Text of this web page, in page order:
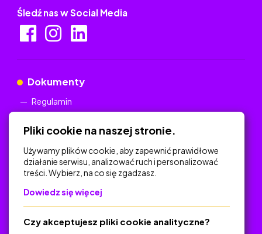
Śledź nas w Social Media
Dokumenty
Regulamin
Na skróty
Polityka Prywatności
Regulamin
O platformie
Pliki cookie na naszej stronie.
Używamy plików cookie, aby zapewnić prawidłowe
działanie serwisu, analizować ruch i personalizować
treści. Wybierz, na co się zgadzasz.
Dowiedz się więcej
Czy akceptujesz pliki cookie analityczne?